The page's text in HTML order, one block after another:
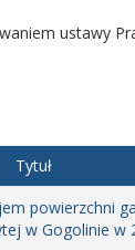
ustawy
Tytuł
powierzchni
w Gogolinie w